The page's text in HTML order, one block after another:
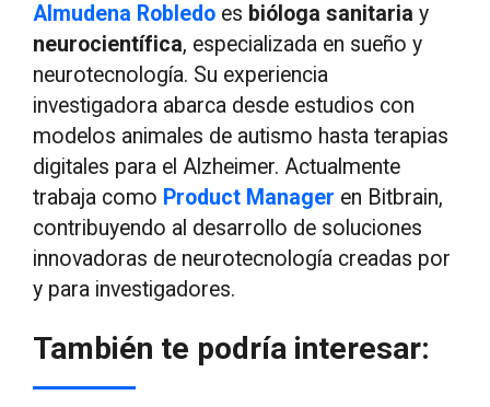
Almudena Robledo es bióloga sanitaria y
neurocientífica, especializada en sueño y
neurotecnología. Su experiencia
investigadora abarca desde estudios con
modelos animales de autismo hasta terapias
digitales para el Alzheimer. Actualmente
trabaja como Product Manager en Bitbrain,
contribuyendo al desarrollo de soluciones
innovadoras de neurotecnología creadas por
y para investigadores.
También te podría interesar: